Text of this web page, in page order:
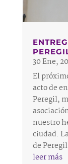
30 Ene,
El
acto de
Peregil,
nuestro
ciudad.
de
leer más